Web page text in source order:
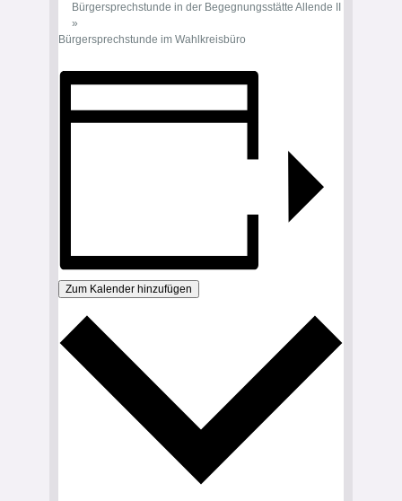
Bürgersprechstunde in der Begegnungsstätte Allende II
»
Bürgersprechstunde im Wahlkreisbüro
Zum Kalender hinzufügen